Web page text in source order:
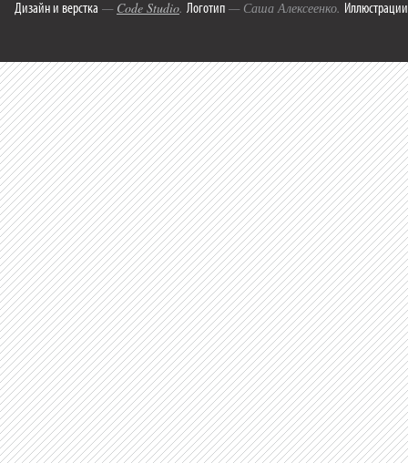
Дизайн и верстка — Code Studio. Логотип — Саша Алексеенко. Иллюстрации